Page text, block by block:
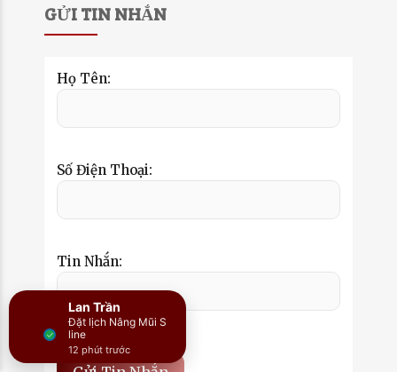
GỬI TIN NHẮN
Họ Tên:
Số Điện Thoại:
Tin Nhắn:
Lan Trần
Đặt lịch Nâng Mũi S
line
12 phút trước